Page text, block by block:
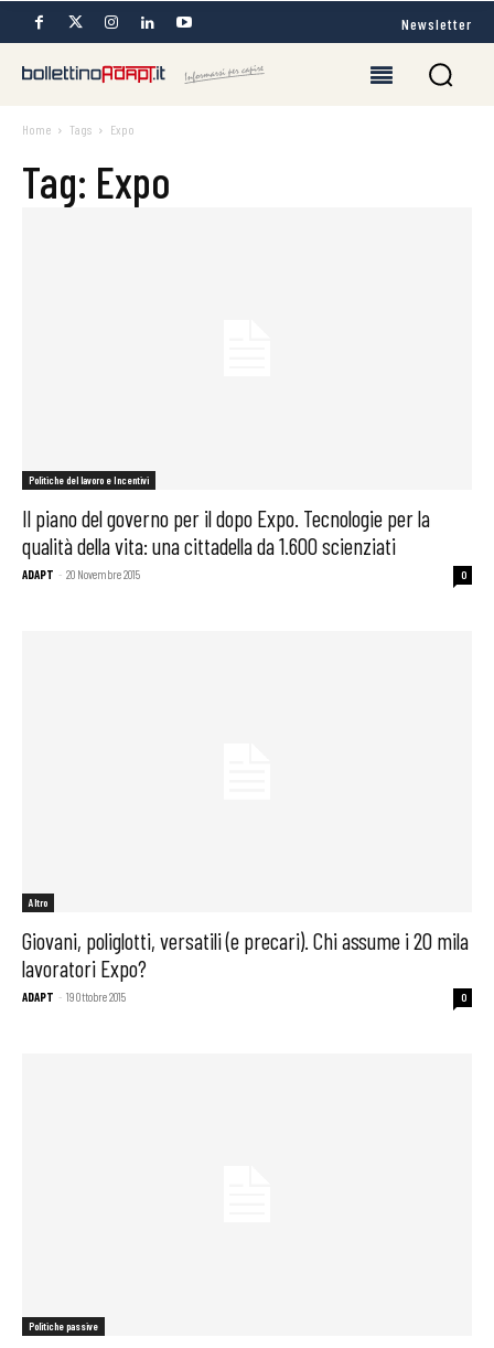
Newsletter
Home Tags Expo
Tag: Expo
Politiche del lavoro e Incentivi
Il piano del governo per il dopo Expo. Tecnologie per la
qualità della vita: una cittadella da 1.600 scienziati
ADAPT - 20 Novembre 2015 0
Altro
Giovani, poliglotti, versatili (e precari). Chi assume i 20 mila
lavoratori Expo?
ADAPT - 19 Ottobre 2015 0
Politiche passive